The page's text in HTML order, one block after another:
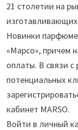
21 столетии на
Новинки
«Марсо», причем
оплаты. В связи с
потенциальных
кабинет MARSO.
Войти в личный